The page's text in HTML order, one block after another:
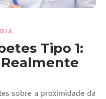
Tipo 1:
sobre a proximidade da